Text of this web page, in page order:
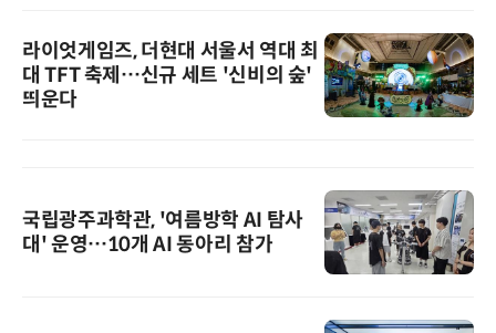
라이엇게임즈, 더현대 서울서 역대 최
대 TFT 축제…신규 세트 '신비의 숲'
띄운다
국립광주과학관, '여름방학 AI 탐사
대' 운영…10개 AI 동아리 참가